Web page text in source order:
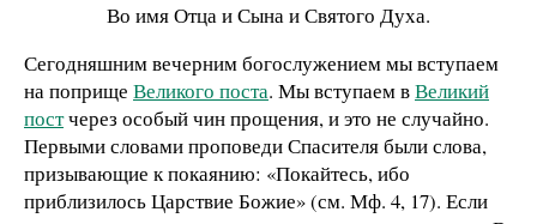
Во имя Отца и Сына и Святого Духа.
Сегодняшним вечерним богослужением мы вступаем
на поприще Великого поста. Мы вступаем вВеликий
постчерез особый чин прощения, и это не случайно.
Первыми словами проповеди Спасителя были слова,
призывающие к покаянию: «Покайтесь, ибо
приблизилось Царствие Божие» (см. Мф. 4, 17). Если